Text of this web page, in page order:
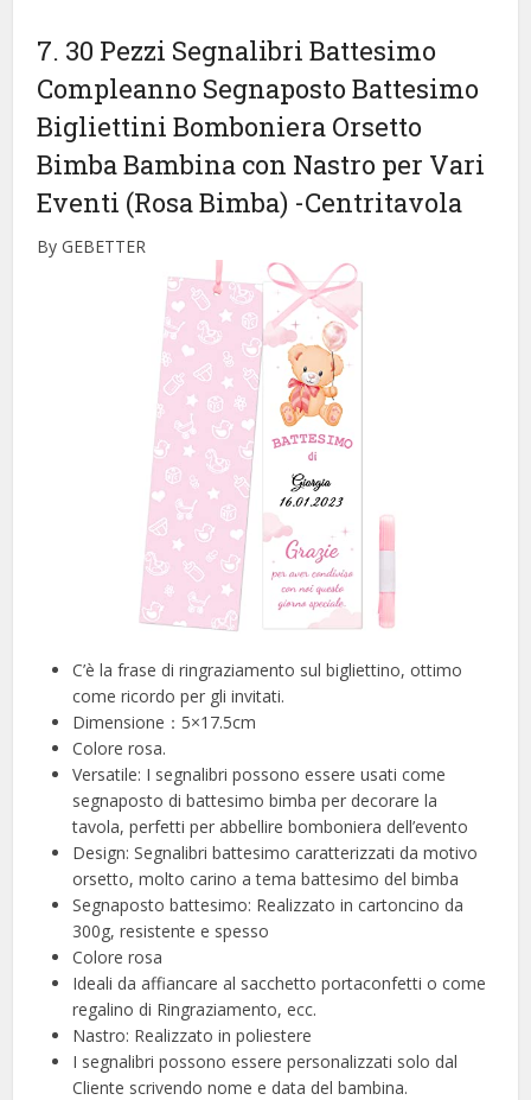
7. 30 Pezzi Segnalibri Battesimo
Compleanno Segnaposto Battesimo
Bigliettini Bomboniera Orsetto
Bimba Bambina con Nastro per Vari
Eventi (Rosa Bimba) -Centritavola
By GEBETTER
C’è la frase di ringraziamento sul bigliettino, ottimo
come ricordo per gli invitati.
Dimensione：5×17.5cm
Colore rosa.
Versatile: I segnalibri possono essere usati come
segnaposto di battesimo bimba per decorare la
tavola, perfetti per abbellire bomboniera dell’evento
Design: Segnalibri battesimo caratterizzati da motivo
orsetto, molto carino a tema battesimo del bimba
Segnaposto battesimo: Realizzato in cartoncino da
300g, resistente e spesso
Colore rosa
Ideali da affiancare al sacchetto portaconfetti o come
regalino di Ringraziamento, ecc.
Nastro: Realizzato in poliestere
I segnalibri possono essere personalizzati solo dal
Cliente scrivendo nome e data del bambina.